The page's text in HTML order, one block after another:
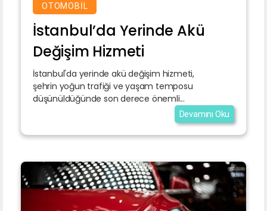
OTOMOBIL
İstanbul’da Yerinde Akü
Değişim Hizmeti
İstanbul'da yerinde akü değişim hizmeti,
şehrin yoğun trafiği ve yaşam temposu
düşünüldüğünde son derece önemli...
Devamını Oku